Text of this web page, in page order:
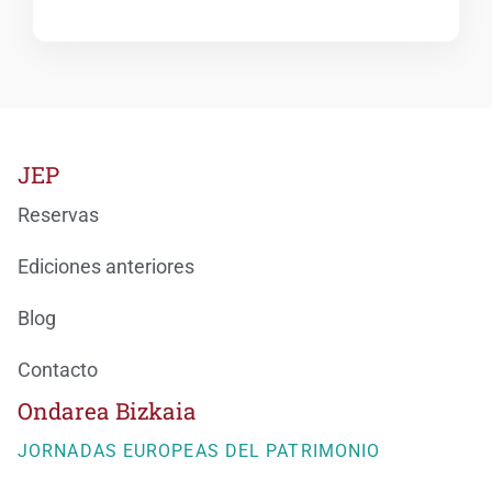
Ondarea Bizkaia
JORNADAS EUROPEAS DEL PATRIMONIO
JEP
Reservas
Ediciones anteriores
Blog
Contacto